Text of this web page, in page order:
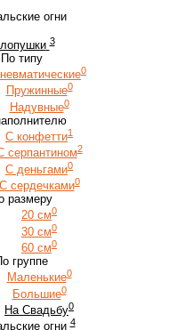
огни
3
По типу
0
Пружинные0
Надувные0
С конфетти1
серпантином2
С деньгами0
С сердечками0
размеру
20 см0
30 см0
60 см0
группе
Маленькие0
Большие0
На Свадьбу0
огни 4